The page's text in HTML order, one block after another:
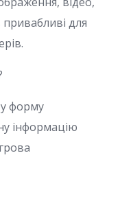
привабливі для
форму
інформацію